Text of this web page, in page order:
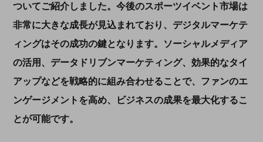
ついてご紹介しました。今後のスポーツイベント市場は
非常に大きな成長が見込まれており、デジタルマーケテ
ィングはその成功の鍵となります。ソーシャルメディア
の活用、データドリブンマーケティング、効果的なタイ
アップなどを戦略的に組み合わせることで、ファンのエ
ンゲージメントを高め、ビジネスの成果を最大化するこ
とが可能です。